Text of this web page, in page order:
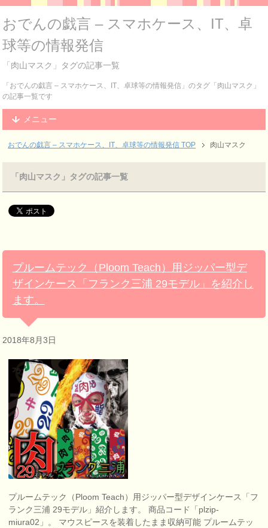
おでんの戯言 – スマホケース、IT、卓
球等の情報発信
「肉山マスク」タグの記事一覧
「おでんの戯言 – スマホケース、IT、卓球等の情報発信」のタグ「肉山マスク」
の記事一覧です
メニュー
おでんの戯言 – スマホケース、IT、卓球等の情報発信 TOP 肉山マスク
「肉山マスク」タグの記事一覧
プルームテック（Ploom Teach）用ジッパー型デ
ザインケース「フランク三浦 29モデル」を紹介し
ます。
2018年8月3日
プルームテック（Ploom Teach）用ジッパー型デザインケース「フ
ランク三浦 29モデル」紹介します。 商品コード「plzip-
miura02」。 マウスピースを装着したまま収納可能 プルームテッ